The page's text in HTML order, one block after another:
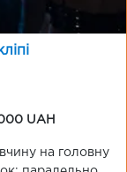
UAH
на головну